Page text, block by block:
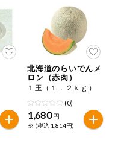
北海道のらいでんメ
ロン（赤肉）
１玉（１．２ｋｇ）
(0)
1,680 円
※ (税込 1,814円)